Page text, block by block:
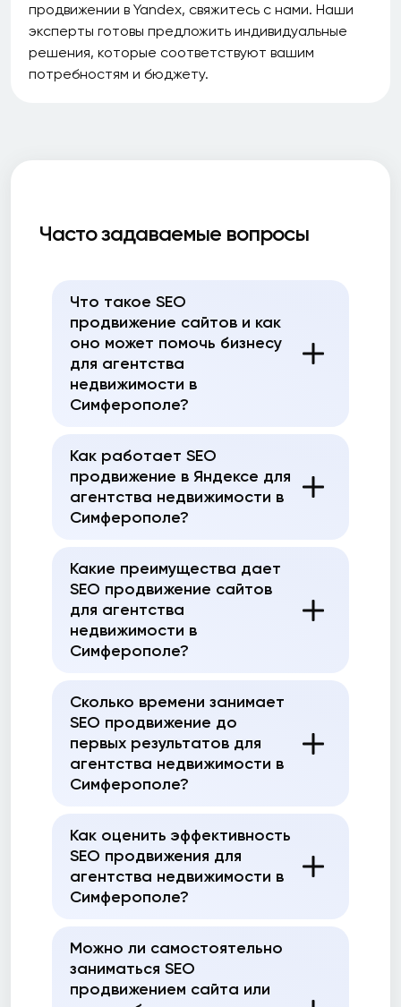
продвижении в Yandex, свяжитесь с нами. Наши
эксперты готовы предложить индивидуальные
решения, которые соответствуют вашим
потребностям и бюджету.
Часто задаваемые вопросы
Что такое SEO
продвижение сайтов и как
оно может помочь бизнесу
для агентства
недвижимости в
Симферополе?
Как работает SEO
продвижение в Яндексе для
агентства недвижимости в
Симферополе?
Какие преимущества дает
SEO продвижение сайтов
для агентства
недвижимости в
Симферополе?
Сколько времени занимает
SEO продвижение до
первых результатов для
агентства недвижимости в
Симферополе?
Как оценить эффективность
SEO продвижения для
агентства недвижимости в
Симферополе?
Можно ли самостоятельно
заниматься SEO
продвижением сайта или